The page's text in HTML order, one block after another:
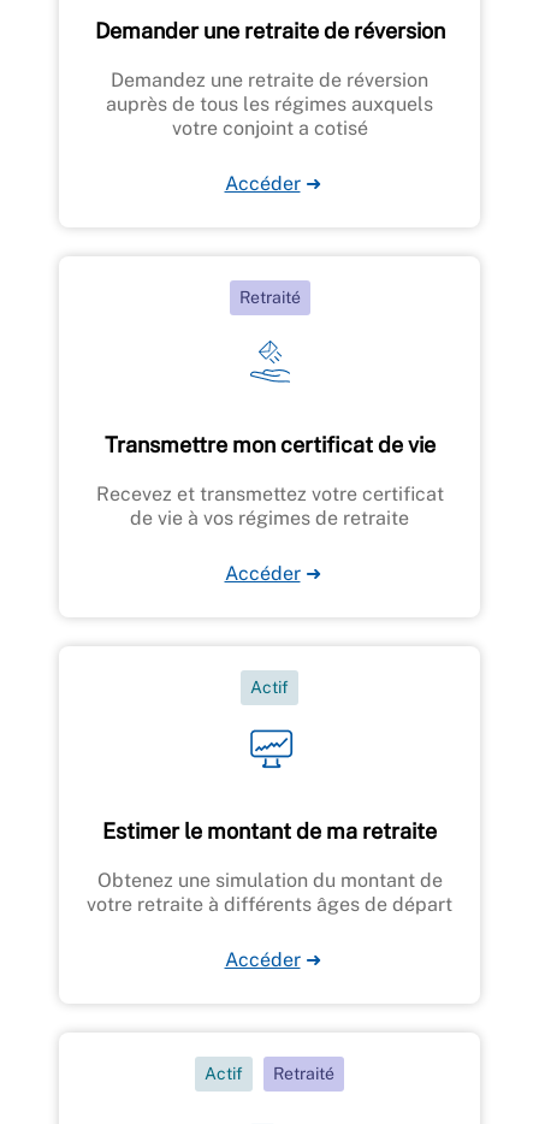
Demander une retraite de réversion
Demandez une retraite de réversion
auprès de tous les régimes auxquels
votre conjoint a cotisé
Accéder ➜
Transmettre mon certificat de vie
Retraité
Recevez et transmettez votre certificat
de vie à vos régimes de retraite
Accéder ➜
Estimer le montant de ma retraite
Actif
Obtenez une simulation du montant de
votre retraite à différents âges de départ
Accéder ➜
Actif Retraité